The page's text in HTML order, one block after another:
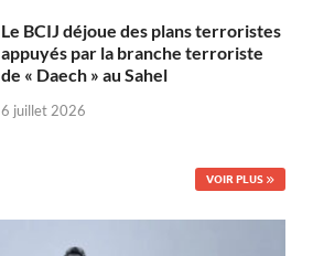
Le BCIJ déjoue des plans terroristes
appuyés par la branche terroriste
de « Daech » au Sahel
6 juillet 2026
VOIR PLUS